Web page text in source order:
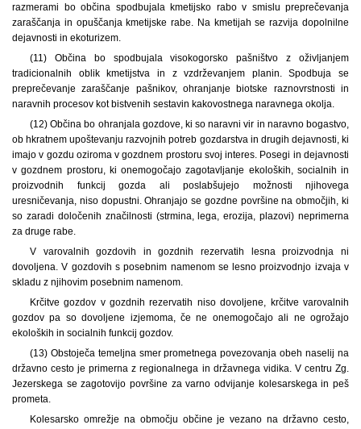
razmerami bo občina spodbujala kmetijsko rabo v smislu preprečevanja
zaraščanja in opuščanja kmetijske rabe. Na kmetijah se razvija dopolnilne
dejavnosti in ekoturizem.
(11) Občina bo spodbujala visokogorsko pašništvo z oživljanjem
tradicionalnih oblik kmetijstva in z vzdrževanjem planin. Spodbuja se
preprečevanje zaraščanje pašnikov, ohranjanje biotske raznovrstnosti in
naravnih procesov kot bistvenih sestavin kakovostnega naravnega okolja.
(12) Občina bo ohranjala gozdove, ki so naravni vir in naravno bogastvo,
ob hkratnem upoštevanju razvojnih potreb gozdarstva in drugih dejavnosti, ki
imajo v gozdu oziroma v gozdnem prostoru svoj interes. Posegi in dejavnosti
v gozdnem prostoru, ki onemogočajo zagotavljanje ekoloških, socialnih in
proizvodnih funkcij gozda ali poslabšujejo možnosti njihovega
uresničevanja, niso dopustni. Ohranjajo se gozdne površine na območjih, ki
so zaradi določenih značilnosti (strmina, lega, erozija, plazovi) neprimerna
za druge rabe.
V varovalnih gozdovih in gozdnih rezervatih lesna proizvodnja ni
dovoljena. V gozdovih s posebnim namenom se lesno proizvodnjo izvaja v
skladu z njihovim posebnim namenom.
Krčitve gozdov v gozdnih rezervatih niso dovoljene, krčitve varovalnih
gozdov pa so dovoljene izjemoma, če ne onemogočajo ali ne ogrožajo
ekoloških in socialnih funkcij gozdov.
(13) Obstoječa temeljna smer prometnega povezovanja obeh naselij na
državno cesto je primerna z regionalnega in državnega vidika. V centru Zg.
Jezerskega se zagotovijo površine za varno odvijanje kolesarskega in peš
prometa.
Kolesarsko omrežje na območju občine je vezano na državno cesto,